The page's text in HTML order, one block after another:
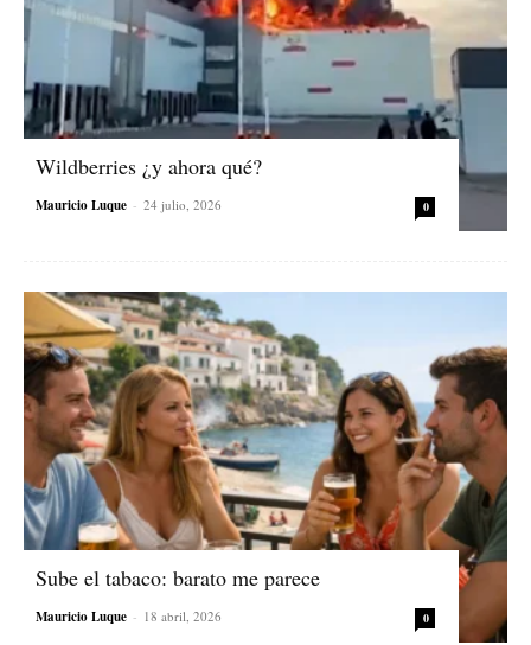
Wildberries ¿y ahora qué?
Mauricio Luque - 24 julio, 2026 0
Sube el tabaco: barato me parece
Mauricio Luque - 18 abril, 2026 0